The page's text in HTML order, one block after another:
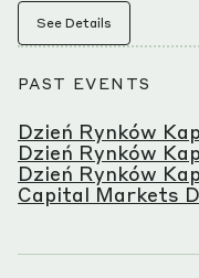
See Details
PAST EVENTS
Dzień Rynków
Dzień Rynków
Dzień Rynków
Capital Markets